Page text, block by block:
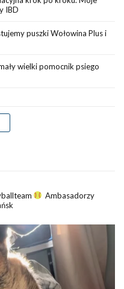
IBD
puszki Wołowina Plus i
wielki pomocnik psiego
Ambasadorzy